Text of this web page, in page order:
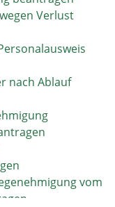
Verlust
nach Ablauf
vom